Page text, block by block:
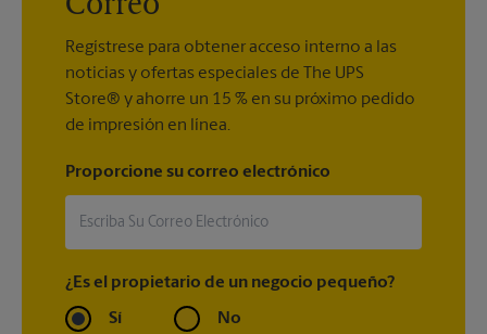
Correo
Regístrese para obtener acceso interno a las
noticias y ofertas especiales de The UPS
Store® y ahorre un 15 % en su próximo pedido
de impresión en línea.
Proporcione su correo electrónico
¿Es el propietario de un negocio pequeño?
Sí No